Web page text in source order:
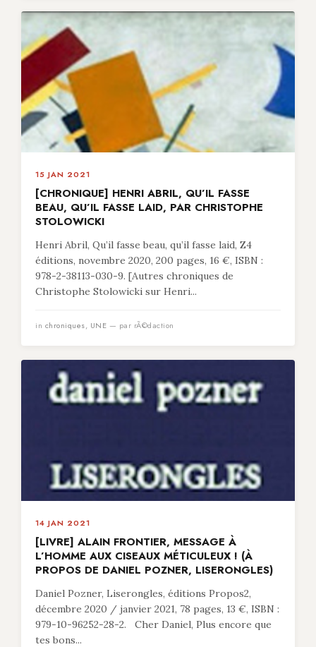
15 JAN 2021
[CHRONIQUE] HENRI ABRIL, QU’IL FASSE
BEAU, QU’IL FASSE LAID, PAR CHRISTOPHE
STOLOWICKI
Henri Abril, Qu’il fasse beau, qu’il fasse laid, Z4
éditions, novembre 2020, 200 pages, 16 €, ISBN :
978-2-38113-030-9. [Autres chroniques de
Christophe Stolowicki sur Henri...
in chroniques, UNE — par rÃ©daction
14 JAN 2021
[LIVRE] ALAIN FRONTIER, MESSAGE À
L’HOMME AUX CISEAUX MÉTICULEUX ! (À
PROPOS DE DANIEL POZNER, LISERONGLES)
Daniel Pozner, Liserongles, éditions Propos2,
décembre 2020 / janvier 2021, 78 pages, 13 €, ISBN :
979-10-96252-28-2. Cher Daniel, Plus encore que
tes bons...